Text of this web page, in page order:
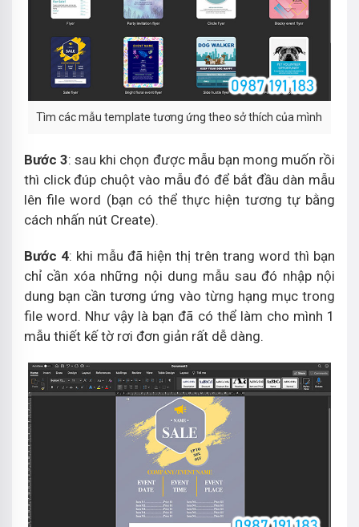
Tìm các mẫu template tương ứng theo sở thích của mình
Bước 3: sau khi chọn được mẫu bạn mong muốn rồi
thì click đúp chuột vào mẫu đó để bắt đầu dàn mẫu
lên file word (bạn có thể thực hiện tương tự bằng
cách nhấn nút Create).
Bước 4: khi mẫu đã hiện thị trên trang word thì bạn
chỉ cần xóa những nội dung mẫu sau đó nhập nội
dung bạn cần tương ứng vào từng hạng mục trong
file word. Như vậy là bạn đã có thể làm cho mình 1
mẫu thiết kế tờ rơi đơn giản rất dễ dàng.